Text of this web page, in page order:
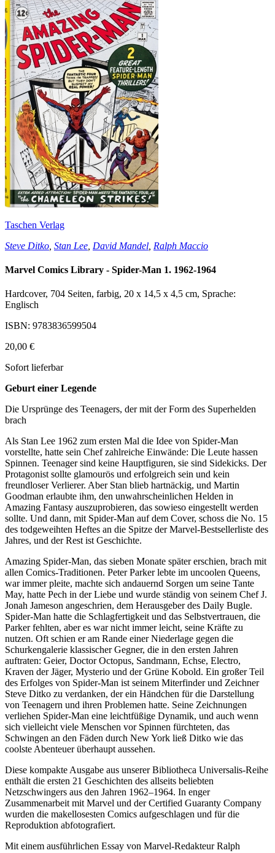
Taschen Verlag
Steve Ditko Stan Lee David Mandel Ralph Maccio
Marvel Comics Library - Spider-Man 1. 1962-1964
Hardcover, 704 Seiten, farbig, 20 x 14,5 x 4,5 cm, Sprache:
Englisch
ISBN: 9783836599504
20,00 €
Sofort lieferbar
Geburt einer Legende
Die Ursprünge des Teenagers, der mit der Form des Superhelden
brach
Als Stan Lee 1962 zum ersten Mal die Idee von Spider-Man
vorstellte, hatte sein Chef zahlreiche Einwände: Die Leute hassen
Spinnen. Teenager sind keine Hauptfiguren, sie sind Sidekicks. Der
Protagonist sollte glamourös und erfolgreich sein und kein
freundloser Verlierer. Aber Stan blieb hartnäckig, und Martin
Goodman erlaubte ihm, den unwahrscheinlichen Helden in
Amazing Fantasy auszuprobieren, das sowieso eingestellt werden
sollte. Und dann, mit Spider-Man auf dem Cover, schoss die No. 15
des todgeweihten Heftes an die Spitze der Marvel-Bestsellerliste des
Jahres, und der Rest ist Geschichte.
Amazing Spider-Man, das sieben Monate später erschien, brach mit
allen Comics-Traditionen. Peter Parker lebte im uncoolen Queens,
war immer pleite, machte sich andauernd Sorgen um seine Tante
May, hatte Pech in der Liebe und wurde ständig von seinem Chef J.
Jonah Jameson angeschrien, dem Herausgeber des Daily Bugle.
Spider-Man hatte die Schlagfertigkeit und das Selbstvertrauen, die
Parker fehlten, aber es war nicht immer leicht, seine Kräfte zu
nutzen. Oft schien er am Rande einer Niederlage gegen die
Schurkengalerie klassischer Gegner, die in den ersten Jahren
auftraten: Geier, Doctor Octopus, Sandmann, Echse, Electro,
Kraven der Jäger, Mysterio und der Grüne Kobold. Ein großer Teil
des Erfolges von Spider-Man ist seinem Miterfinder und Zeichner
Steve Ditko zu verdanken, der ein Händchen für die Darstellung
von Teenagern und ihren Problemen hatte. Seine Zeichnungen
verliehen Spider-Man eine leichtfüßige Dynamik, und auch wenn
sich vielleicht viele Menschen vor Spinnen fürchteten, das
Schwingen an den Fäden durch New York ließ Ditko wie das
coolste Abenteuer überhaupt aussehen.
Diese kompakte Ausgabe aus unserer Bibliotheca Universalis-Reihe
enthält die ersten 21 Geschichten des allseits beliebten
Netzschwingers aus den Jahren 1962–1964. In enger
Zusammenarbeit mit Marvel und der Certified Guaranty Company
wurden die makellosesten Comics aufgeschlagen und für die
Reproduktion abfotografiert.
Mit einem ausführlichen Essay von Marvel-Redakteur Ralph